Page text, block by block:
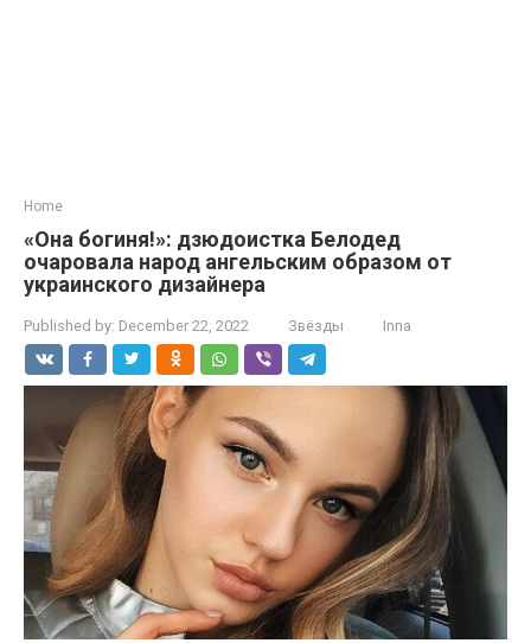
Home
«Она богиня!»: дзюдоистка Белодед
очаровала народ ангельским образом от
украинского дизайнера
Published by: December 22, 2022 Звёзды Inna